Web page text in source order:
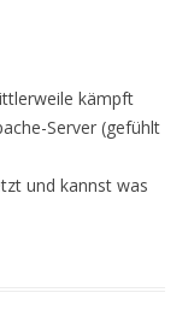
kämpft
Server (gefühlt
und kannst was